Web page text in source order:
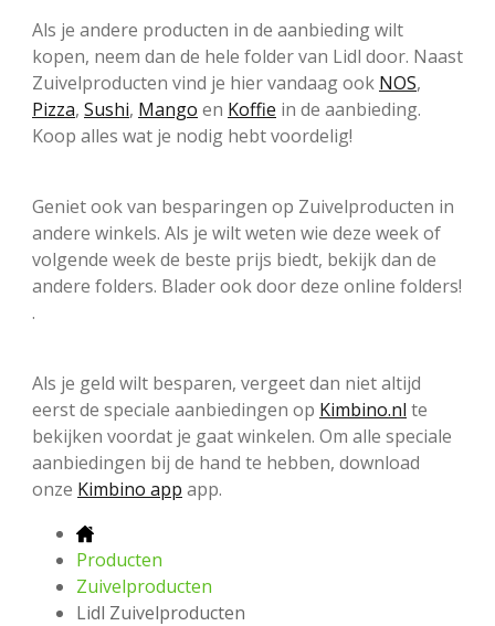
Als je andere producten in de aanbieding wilt
kopen, neem dan de hele folder van Lidl door. Naast
Zuivelproducten vind je hier vandaag ook NOS,
Pizza, Sushi, Mango en Koffie in de aanbieding.
Koop alles wat je nodig hebt voordelig!
Geniet ook van besparingen op Zuivelproducten in
andere winkels. Als je wilt weten wie deze week of
volgende week de beste prijs biedt, bekijk dan de
andere folders. Blader ook door deze online folders!
.
Als je geld wilt besparen, vergeet dan niet altijd
eerst de speciale aanbiedingen op Kimbino.nl te
bekijken voordat je gaat winkelen. Om alle speciale
aanbiedingen bij de hand te hebben, download
onze Kimbino app app.
Producten
Zuivelproducten
Lidl Zuivelproducten